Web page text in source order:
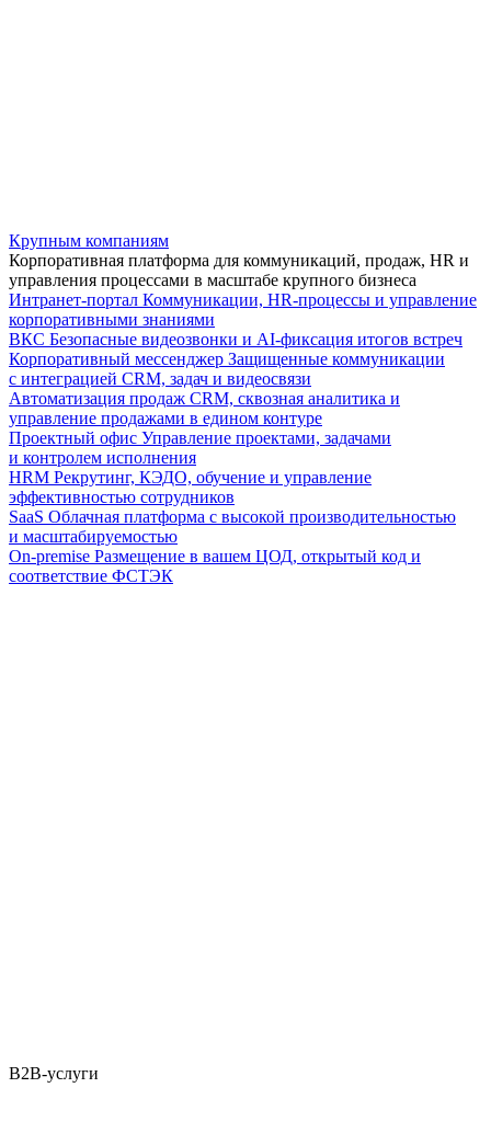
Крупным компаниям
Корпоративная платформа для коммуникаций, продаж, HR и
управления процессами в масштабе крупного бизнеса
Интранет-портал Коммуникации, HR-процессы и управление
корпоративными знаниями
ВКС Безопасные видеозвонки и AI-фиксация итогов встреч
Корпоративный мессенджер Защищенные коммуникации
с интеграцией CRM, задач и видеосвязи
Автоматизация продаж CRM, сквозная аналитика и
управление продажами в едином контуре
Проектный офис Управление проектами, задачами
и контролем исполнения
HRM Рекрутинг, КЭДО, обучение и управление
эффективностью сотрудников
SaaS Облачная платформа с высокой производительностью
и масштабируемостью
On-premise Размещение в вашем ЦОД, открытый код и
соответствие ФСТЭК
B2B-услуги